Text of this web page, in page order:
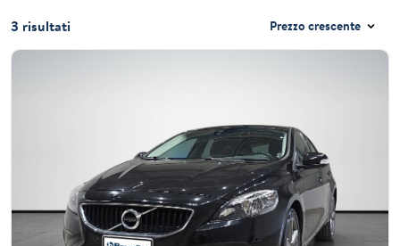
3 risultati Prezzo crescente